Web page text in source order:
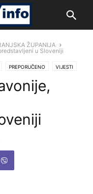
ŽUPANIJA
u Sloveniji
PREPORUČENO VIJESTI